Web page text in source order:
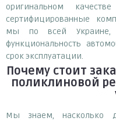
оригинальном
сертифицированные
мы по всей Украине,
функциональность
срок эксплуатации.
Почему стоит
поликлиновой
Мы знаем, насколько